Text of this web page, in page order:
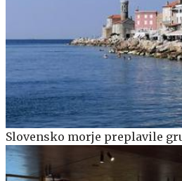
Slovensko morje preplavile